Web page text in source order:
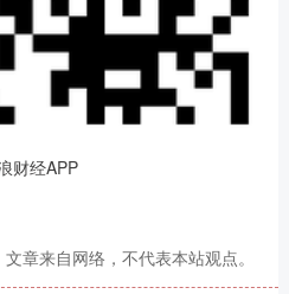
财经APP
章来自网络，不代表本站观点。